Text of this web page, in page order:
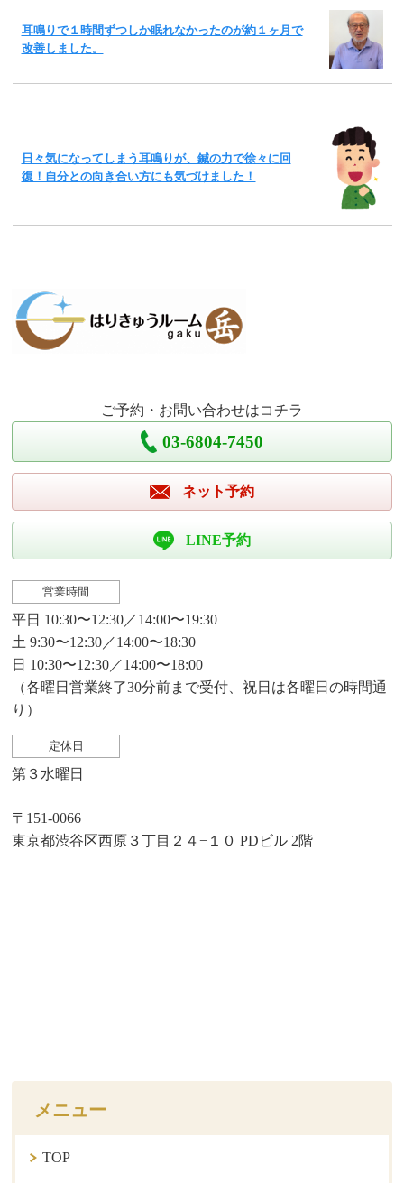
耳鳴りで１時間ずつしか眠れなかったのが約１ヶ月で
改善しました。
日々気になってしまう耳鳴りが、鍼の力で徐々に回
復！自分との向き合い方にも気づけました！
ご予約・お問い合わせはコチラ
03-6804-7450
ネット予約
LINE予約
営業時間
平日 10:30〜12:30／14:00〜19:30
土 9:30〜12:30／14:00〜18:30
日 10:30〜12:30／14:00〜18:00
（各曜日営業終了30分前まで受付、祝日は各曜日の時間通
り）
定休日
第３水曜日
〒151-0066
東京都渋谷区西原３丁目２４−１０ PDビル 2階
メニュー
TOP